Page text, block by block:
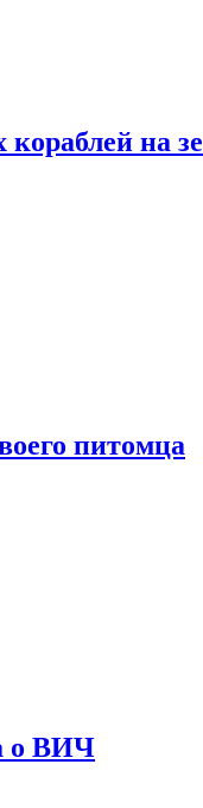
на
питомца
о ВИЧ